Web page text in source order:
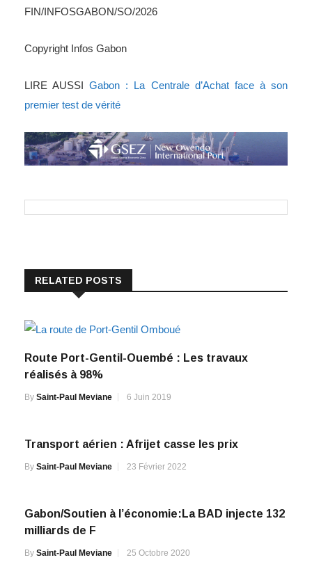
FIN/INFOSGABON/SO/2026
Copyright Infos Gabon
LIRE AUSSIGabon : La Centrale d’Achat face à son
premier test de vérité
RELATED POSTS
Route Port-Gentil-Ouembé : Les travaux
réalisés à 98%
By Saint-Paul Meviane 6 Juin 2019
Transport aérien : Afrijet casse les prix
By Saint-Paul Meviane 23 Février 2022
Gabon/Soutien à l’économie:La BAD injecte 132
milliards de F
By Saint-Paul Meviane 25 Octobre 2020